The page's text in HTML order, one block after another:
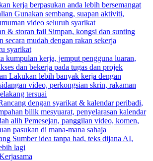
kerja berpasukan anda lebih bersemangat
Gunakan sembang, suapan aktiviti,
video seluruh syarikat
& storan fail Simpan, kongsi dan sunting
secara mudah dengan rakan sekerja
syarikat
kumpulan kerja, jemput pengguna luaran,
dan bekerja pada tugas dan projek
Lakukan lebih banyak kerja dengan
video, perkongsian skrin, rakaman
tersuai
dengan syarikat & kalendar peribadi,
bilik mesyuarat, penyelarasan kalendar
alih Pemesejan, panggilan video, komen,
pasukan di mana-mana sahaja
Sumber idea tanpa had, teks dijana AI,
lagi